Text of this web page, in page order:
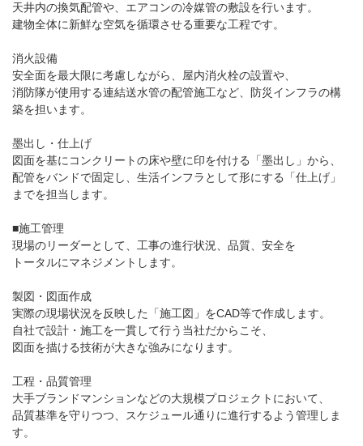
天井内の換気配管や、エアコンの冷媒管の敷設を行います。
建物全体に新鮮な空気を循環させる重要な工程です。
消火設備
安全面を最大限に考慮しながら、屋内消火栓の設置や、
消防隊が使用する連結送水管の配管施工など、防災インフラの構
築を担います。
墨出し・仕上げ
図面を基にコンクリートの床や壁に印を付ける「墨出し」から、
配管をバンドで固定し、生活インフラとして形にする「仕上げ」
までを担当します。
■施工管理
現場のリーダーとして、工事の進行状況、品質、安全を
トータルにマネジメントします。
製図・図面作成
実際の現場状況を反映した「施工図」をCAD等で作成します。
自社で設計・施工を一貫して行う当社だからこそ、
図面を描ける技術が大きな強みになります。
工程・品質管理
大手ブランドマンションなどの大規模プロジェクトにおいて、
品質基準を守りつつ、スケジュール通りに進行するよう管理しま
す。